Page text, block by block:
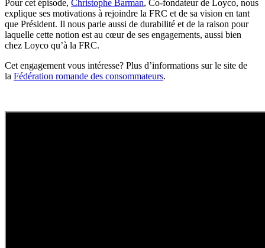
Pour cet épisode, Christophe Barman, Co-fondateur de Loyco, nous
explique ses motivations à rejoindre la FRC et de sa vision en tant
que Président. Il nous parle aussi de durabilité et de la raison pour
laquelle cette notion est au cœur de ses engagements, aussi bien
chez Loyco qu’à la FRC.
Cet engagement vous intéresse? Plus d’informations sur le site de
la Fédération romande des consommateurs.